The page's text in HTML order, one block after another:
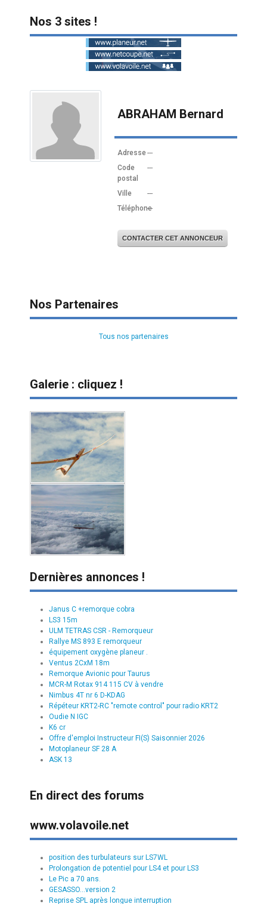
Nos 3 sites !
ABRAHAM Bernard
Adresse---
Code
postal
---
Ville
---
Téléphone
---
CONTACTER CET ANNONCEUR
Nos Partenaires
Tous nos partenaires
Galerie : cliquez !
Dernières annonces !
Janus C +remorque cobra
LS3 15m
ULM TETRAS CSR - Remorqueur
Rallye MS 893 E remorqueur
équipement oxygène planeur .
Ventus 2CxM 18m
Remorque Avionic pour Taurus
MCR-M Rotax 914 115 CV à vendre
Nimbus 4T nr 6 D-KDAG
Répéteur KRT2-RC "remote control" pour radio KRT2
Oudie N IGC
K6 cr
Offre d'emploi Instructeur FI(S) Saisonnier 2026
Motoplaneur SF 28 A
ASK 13
En direct des forums
www.volavoile.net
position des turbulateurs sur LS7WL
Prolongation de potentiel pour LS4 et pour LS3
Le Pic a 70 ans.
GESASSO...version 2
Reprise SPL après longue interruption